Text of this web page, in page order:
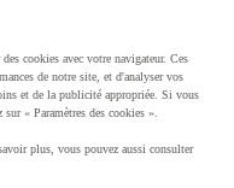
cookies avec votre navigateur. Ces
de notre site, et d'analyser vos
et de la publicité appropriée. Si vous
« Paramètres des cookies ».
plus, vous pouvez aussi consulter